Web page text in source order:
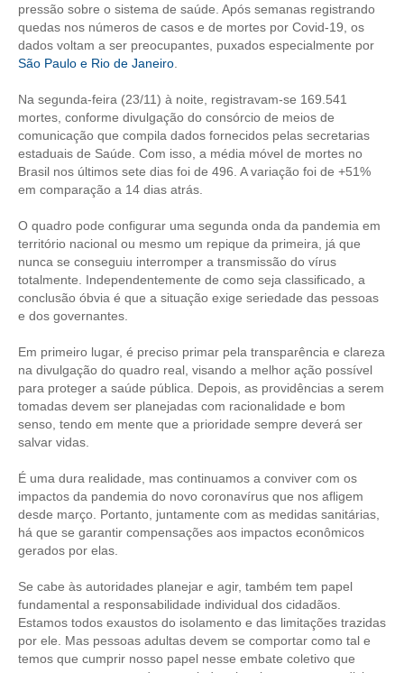
CONTRIBUIÇÃO SINDICAL URBANA
REVISÃO DE APOSENTADORIA
FGTS CORREÇÃO
LEGISLAÇÃO
LEI 4.950-A/1966 – PISO SALARIAL
LEI 5.194/1966 – REGULAMENTAÇÃO DA PROFISSÃO
LEI 6.496/1977 – ART
RES 1.002/2002 – CÓDIGO DE ÉTICA
PISO SALARIAL
FIQUE POR DENTRO
OPORTUNIDADES
EMPREGO E ESTÁGIO
CARREIRA
AUTÔNOMOS E SERVIÇOS
NEWSLETTER
pressão sobre o sistema de saúde. Após semanas registrando
quedas nos números de casos e de mortes por Covid-19, os
dados voltam a ser preocupantes, puxados especialmente por
São Paulo e Rio de Janeiro.
Na segunda-feira (23/11) à noite, registravam-se 169.541
mortes, conforme divulgação do consórcio de meios de
comunicação que compila dados fornecidos pelas secretarias
estaduais de Saúde. Com isso, a média móvel de mortes no
Brasil nos últimos sete dias foi de 496. A variação foi de +51%
em comparação a 14 dias atrás.
O quadro pode configurar uma segunda onda da pandemia em
território nacional ou mesmo um repique da primeira, já que
nunca se conseguiu interromper a transmissão do vírus
totalmente. Independentemente de como seja classificado, a
conclusão óbvia é que a situação exige seriedade das pessoas
e dos governantes.
Em primeiro lugar, é preciso primar pela transparência e clareza
na divulgação do quadro real, visando a melhor ação possível
para proteger a saúde pública. Depois, as providências a serem
tomadas devem ser planejadas com racionalidade e bom
senso, tendo em mente que a prioridade sempre deverá ser
salvar vidas.
É uma dura realidade, mas continuamos a conviver com os
impactos da pandemia do novo coronavírus que nos afligem
desde março. Portanto, juntamente com as medidas sanitárias,
há que se garantir compensações aos impactos econômicos
gerados por elas.
Se cabe às autoridades planejar e agir, também tem papel
fundamental a responsabilidade individual dos cidadãos.
Estamos todos exaustos do isolamento e das limitações trazidas
por ele. Mas pessoas adultas devem se comportar como tal e
temos que cumprir nosso papel nesse embate coletivo que